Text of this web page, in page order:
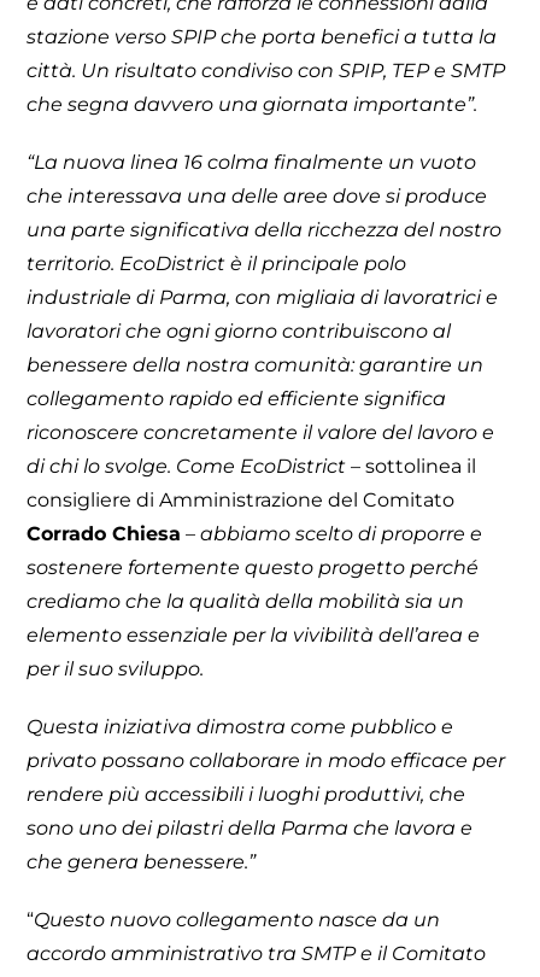
stazione verso SPIP che porta benefici a tutta la
città. Un risultato condiviso con SPIP, TEP e SMTP
che segna davvero una giornata importante”.
“La nuova linea 16 colma finalmente un vuoto
che interessava una delle aree dove si produce
una parte significativa della ricchezza del nostro
territorio. EcoDistrict è il principale polo
industriale di Parma, con migliaia di lavoratrici e
lavoratori che ogni giorno contribuiscono al
benessere della nostra comunità: garantire un
collegamento rapido ed efficiente significa
riconoscere concretamente il valore del lavoro e
di chi lo svolge. Come EcoDistrict– sottolinea il
consigliere di Amministrazione del Comitato
Corrado Chiesa –abbiamo scelto di proporre e
sostenere fortemente questo progetto perché
crediamo che la qualità della mobilità sia un
elemento essenziale per la vivibilità dell’area e
per il suo sviluppo.
Questa iniziativa dimostra come pubblico e
privato possano collaborare in modo efficace per
rendere più accessibili i luoghi produttivi, che
sono uno dei pilastri della Parma che lavora e
che genera benessere.”
“Questo nuovo collegamento nasce da un
accordo amministrativo tra SMTP e il Comitato